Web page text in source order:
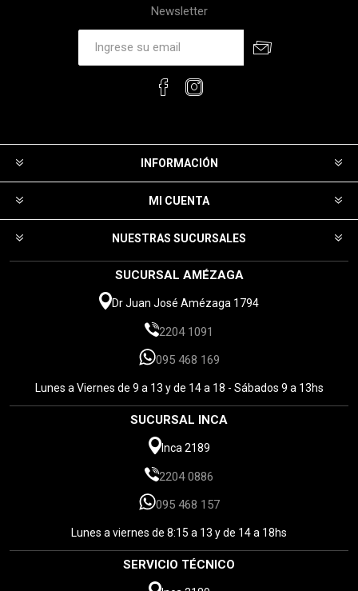
Newsletter
INFORMACIÓN
MI CUENTA
NUESTRAS SUCURSALES
SUCURSAL AMÉZAGA
Dr Juan José Amézaga 1794
2204 1091
095 468 169
Lunes a Viernes de 9 a 13 y de 14 a 18 - Sábados 9 a 13hs
SUCURSAL INCA
Inca 2189
2204 0886
095 468 157
Lunes a viernes de 8:15 a 13 y de 14 a 18hs
SERVICIO TÉCNICO